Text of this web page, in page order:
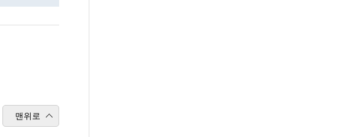
맨위로